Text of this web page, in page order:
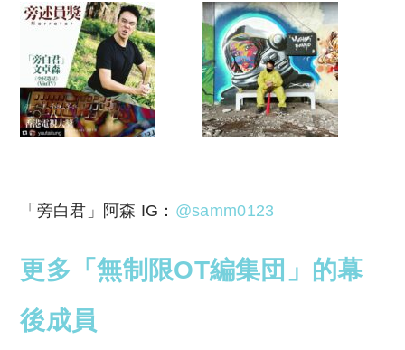
「旁白君」阿森 IG： @samm0123
更多「無制限OT編集団」的幕
後成員